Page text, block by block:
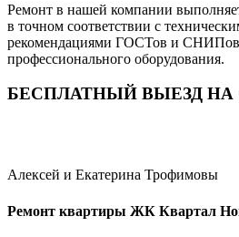
Ремонт в нашей компании
в точном соответствии с
рекомендациями ГОСТов и СНИПов
профессионального оборудования.
БЕСПЛАТНЫЙ ВЫЕЗД НА
Алексей и Екатерина Трофимовы
Ремонт квартиры ЖК Квартал